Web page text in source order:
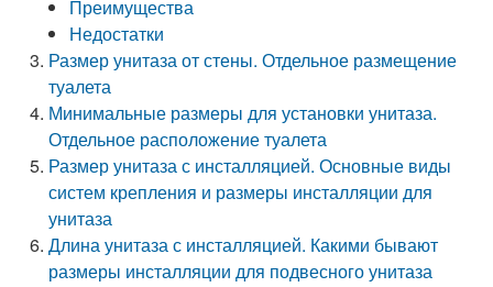
Преимущества
Недостатки
Размер унитаза от стены. Отдельное размещение
туалета
Минимальные размеры для установки унитаза.
Отдельное расположение туалета
Размер унитаза с инсталляцией. Основные виды
систем крепления и размеры инсталляции для
унитаза
Длина унитаза с инсталляцией. Какими бывают
размеры инсталляции для подвесного унитаза